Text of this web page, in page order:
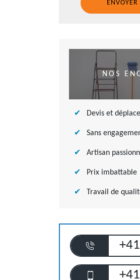
NOS
Devis et
Sans
Artisan
Prix imbattable
Travail de